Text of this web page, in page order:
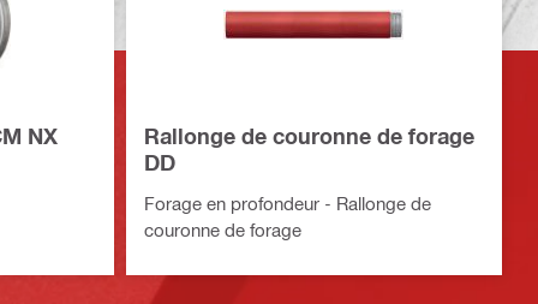
NX
Rallonge de couronne de forage
DD
Forage en profondeur - Rallonge de
couronne de forage